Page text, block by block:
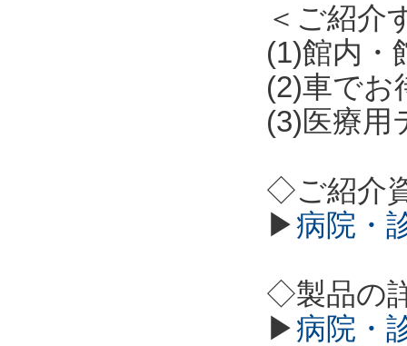
＜ご紹介
(1)館内・
(2)車でお
(3)医療用
◇ご紹介
▶病院・
◇製品の
▶病院・